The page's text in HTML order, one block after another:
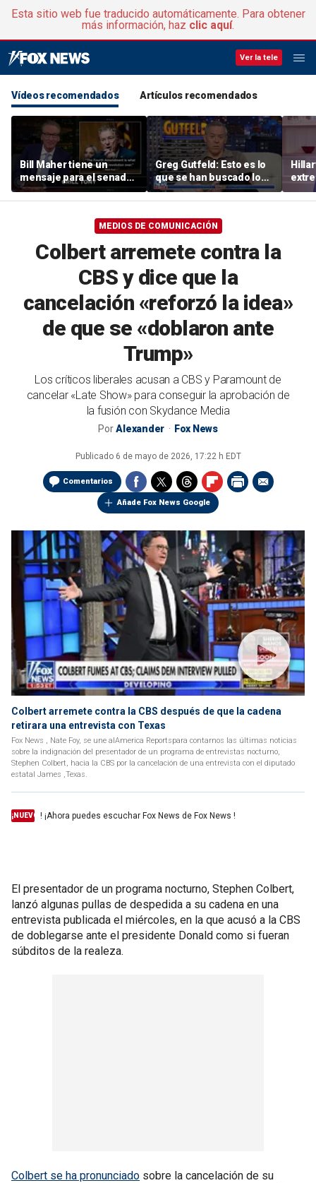
Esta sitio web fue traducido automáticamente. Para obtener
más información, haz clic aquí.
Ver la tele
Vídeos recomendados Artículos recomendados
Bill Maher tiene un
mensaje para el senador
Rand Paul después de
que este haya hecho
Greg Gutfeld: Esto es lo
que se han buscado los
demócratas
MEDIOS DE COMUNICACIÓN
Colbert arremete contra la
CBS y dice que la
cancelación «reforzó la idea»
de que se «doblaron ante
Trump»
Los críticos liberales acusan a CBS y Paramount de
cancelar «Late Show» para conseguir la aprobación de
la fusión con Skydance Media
PorAlexander Fox News
Publicado 6 de mayo de 2026, 17:22 h EDT
Comentarios
Añade Fox News Google
Colbert arremete contra la CBS después de que la cadena
retirara una entrevista con Texas
Fox News , Nate Foy, se une alAmerica Reportspara contarnos las últimas noticias
sobre la indignación del presentador de un programa de entrevistas nocturno,
Stephen Colbert, hacia la CBS por la cancelación de una entrevista con el diputado
estatal James ,Texas.
¡NUEVO ! ¡Ahora puedes escuchar Fox News de Fox News !
El presentador de un programa nocturno, Stephen Colbert,
lanzó algunas pullas de despedida a su cadena en una
entrevista publicada el miércoles, en la que acusó a la CBS
de doblegarse ante el presidente Donald como si fueran
súbditos de la realeza.
Colbert se ha pronunciado sobre la cancelación de su